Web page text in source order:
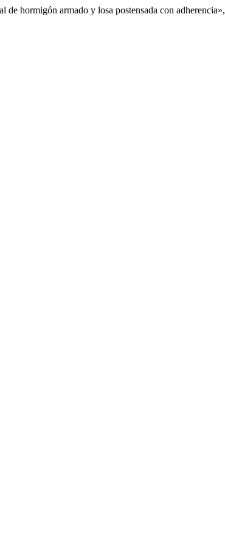
hormigón armado y losa postensada con adherencia»,